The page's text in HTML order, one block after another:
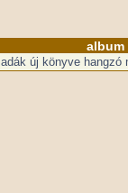
album
új könyve hangzó